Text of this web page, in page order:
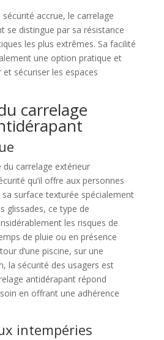
sécurité accrue, le carrelage
se distingue par sa résistance
les plus extrêmes. Sa facilité
une option pratique et
sécuriser les espaces
carrelage
du carrelage extérieur
qu’il offre aux personnes
sa surface texturée spécialement
glissades, ce type de
les risques de
de pluie ou en présence
d’une piscine, sur une
la sécurité des usagers est
antidérapant répond
en offrant une adhérence
intempéries